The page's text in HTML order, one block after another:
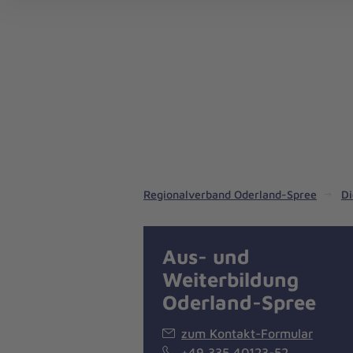
Regionalverband Oderland-Spree
Aus- und
Weiterbildung
Oderland-Spree
zum Kontakt-Formular